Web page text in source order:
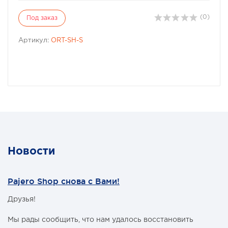
Под заказ (0)
Артикул: ORT-SH-S
Новости
Pajero Shop снова с Вами!
Друзья!
Мы рады сообщить, что нам удалось восстановить